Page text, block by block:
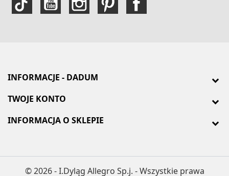
INFORMACJE - DADUM
TWOJE KONTO
INFORMACJA O SKLEPIE
© 2026 - I.Dyląg Allegro Sp.j. - Wszystkie prawa